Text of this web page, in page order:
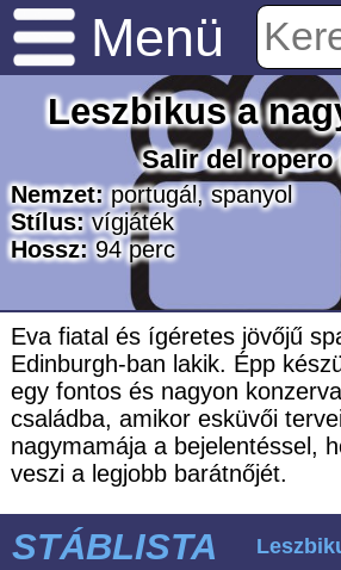
Menü
Leszbikus a
Salir del ropero
Nemzet: portugál,spanyol
Stílus: vígjáték
Hossz: 94perc
Eva fiatal és ígéretes jövőjű
Edinburgh-ban lakik. Épp
egy fontos és nagyon
családba, amikor esküvői
nagymamája a bejelentéssel,
veszi a legjobb barátnőjét.
STÁBLISTA